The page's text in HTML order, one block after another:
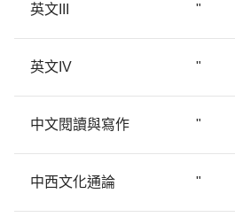
英文III "
英文IV "
中文閱讀與寫作 "
中西文化通論 "